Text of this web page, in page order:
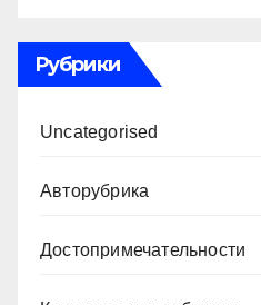
Рубрики
Uncategorised
Авторубрика
Достопримечательности